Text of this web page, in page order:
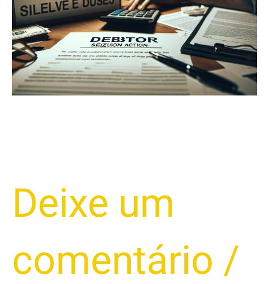
Deixe um
comentário /
Apreensão?
2025